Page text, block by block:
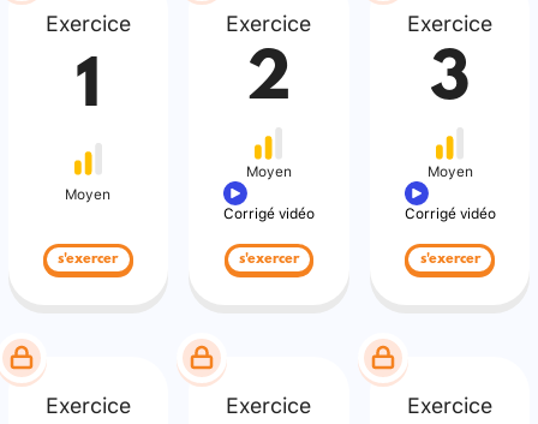
Exercice
1
Moyen
s'exercer
Exercice
2
Moyen
Corrigé vidéo
s'exercer
Exercice
3
Moyen
Corrigé vidéo
s'exercer
Exercice Exercice Exercice